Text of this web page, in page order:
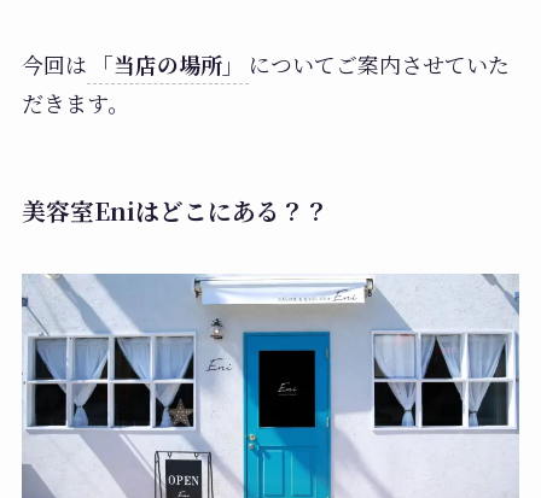
今回は 「当店の場所」
についてご案内させていた
だきます。
美容室Eniはどこにある？？